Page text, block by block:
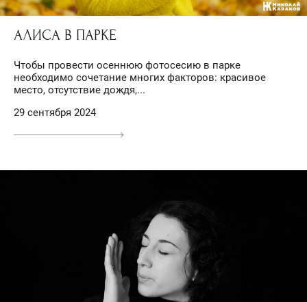
АЛИСА В ПАРКЕ
Чтобы провести осеннюю фотосесию в парке
необходимо сочетание многих факторов: красивое
место, отсутствие дождя,...
29 сентября 2024